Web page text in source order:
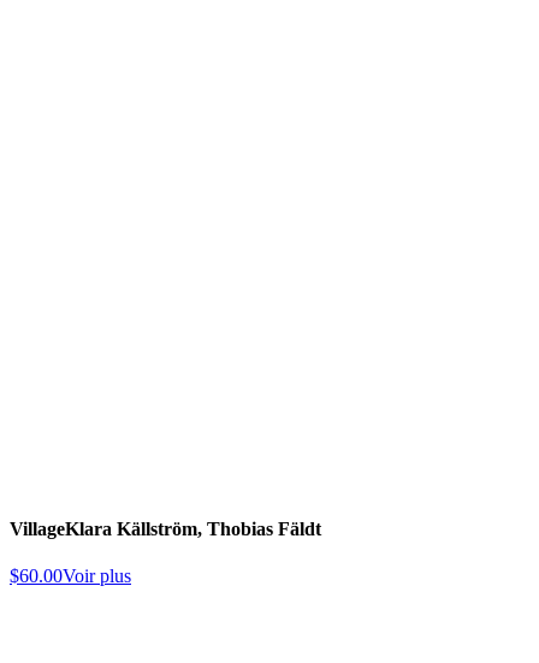
VillageKlara Källström, Thobias Fäldt
$60.00Voir plus